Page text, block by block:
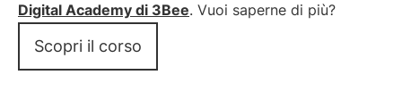
Digital Academy di 3Bee. Vuoi saperne di più?
Scopri il corso